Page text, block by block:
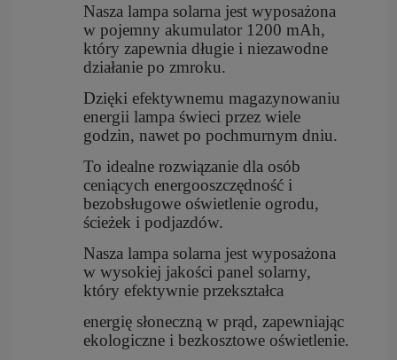
Nasza lampa solarna jest wyposażona
w pojemny akumulator 1200 mAh,
który zapewnia długie i niezawodne
działanie po zmroku.
Dzięki efektywnemu magazynowaniu
energii lampa świeci przez wiele
godzin, nawet po pochmurnym dniu.
To idealne rozwiązanie dla osób
ceniących energooszczędność i
bezobsługowe oświetlenie ogrodu,
ścieżek i podjazdów.
Nasza lampa solarna jest wyposażona
w wysokiej jakości panel solarny,
który efektywnie przekształca
energię słoneczną w prąd, zapewniając
ekologiczne i bezkosztowe oświetlenie.